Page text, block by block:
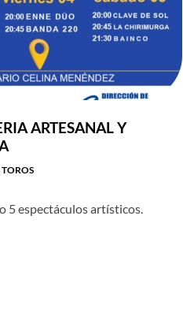
ARTESANAL Y
5 espectáculos artísticos.